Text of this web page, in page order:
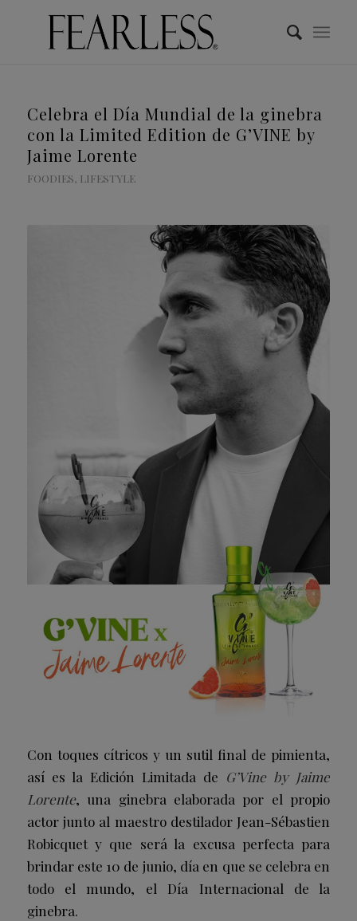
Celebra el Día Mundial de la ginebra
con la Limited Edition de G’VINE by
Jaime Lorente
FOODIES, LIFESTYLE
Con toques cítricos y un sutil final de pimienta,
así es la Edición Limitada de G’Vine by Jaime
Lorente, una ginebra elaborada por el propio
actor junto al maestro destilador Jean-Sébastien
Robicquet y que será la excusa perfecta para
brindar este 10 de junio, día en que se celebra en
todo el mundo, el Día Internacional de la
ginebra.